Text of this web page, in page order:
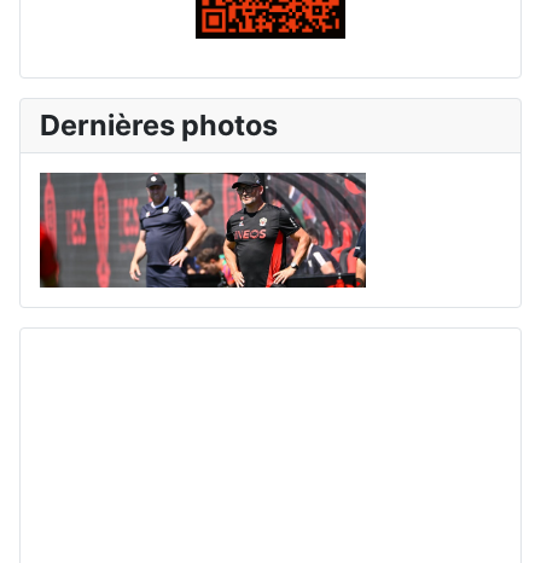
Dernières photos